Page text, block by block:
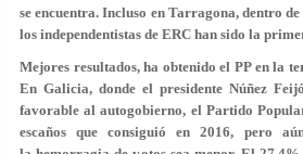
se encuentra. Incluso en Tarragona, dentro
los independentistas de ERC han sido la
Mejores resultados, ha obtenido el PP en la
En Galicia, donde el presidente Núñez
favorable al autogobierno, el Partido
escaños que consiguió en 2016, pero